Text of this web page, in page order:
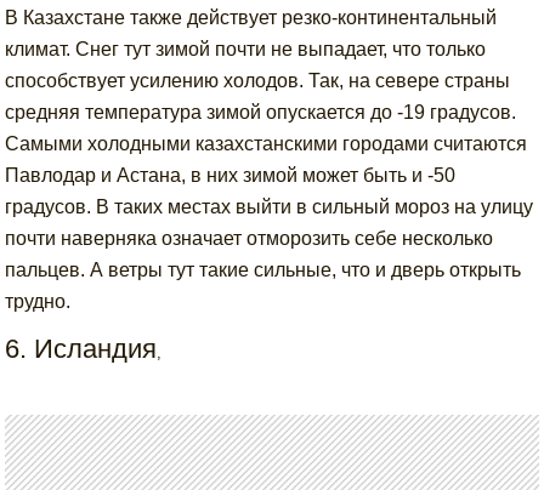
В Казахстане также действует резко-континентальный
климат. Снег тут зимой почти не выпадает, что только
способствует усилению холодов. Так, на севере страны
средняя температура зимой опускается до -19 градусов.
Самыми холодными казахстанскими городами считаются
Павлодар и Астана, в них зимой может быть и -50
градусов. В таких местах выйти в сильный мороз на улицу
почти наверняка означает отморозить себе несколько
пальцев. А ветры тут такие сильные, что и дверь открыть
трудно.
6. Исландия,